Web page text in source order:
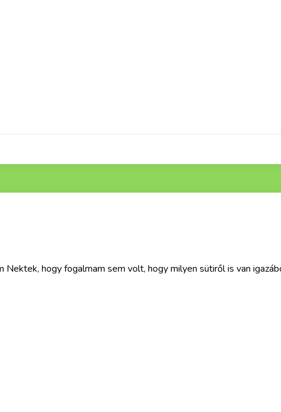
hogy fogalmam sem volt, hogy milyen sütiről is van